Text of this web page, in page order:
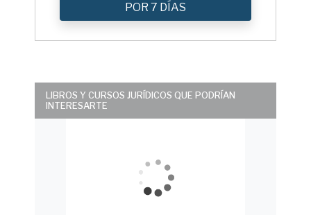
POR 7 DÍAS
LIBROS Y CURSOS JURÍDICOS QUE PODRÍAN
INTERESARTE